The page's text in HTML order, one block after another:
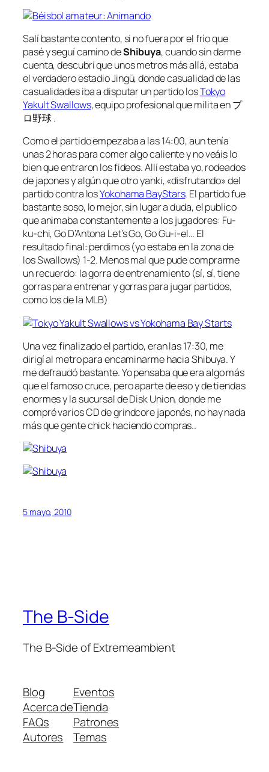
Salí bastante contento, si no fuera por el frío que
pasé y seguí camino deShibuya, cuando sin darme
cuenta, descubrí que unos metros más allá, estaba
el verdadero estadioJingü, donde casualidad de las
casualidades iba a disputar un partido losTokyo
Yakult Swallows, equipo profesional que milita en プ
ロ野球 .
Como el partido empezaba a las 14:00, aun tenía
unas 2 horas para comer algo caliente y no veáis lo
bien que entraron los fideos. Allí estaba yo, rodeados
de japones y algún que otro yanki, «disfrutando» del
partido contra losYokohama BayStars. El partido fue
bastante soso, lo mejor, sin lugar a duda, el publico
que animaba constantemente a los jugadores: Fu-
ku-chi, Go D’Antona Let’s Go, Go Gu-i-el… El
resultado final: perdimos (yo estaba en la zona de
los Swallows) 1-2. Menos mal que pude comprarme
un recuerdo: la gorra de entrenamiento (sí, sí, tiene
gorras para entrenar y gorras para jugar partidos,
como los de la MLB)
Una vez finalizado el partido, eran las 17:30, me
dirigí al metro para encaminarme hacia Shibuya. Y
me defraudó bastante. Yo pensaba que era algo más
que el famoso cruce, pero aparte de eso y de tiendas
enormes y la sucursal de Disk Union, donde me
compré varios CD de grindcore japonés, no hay nada
más que gente chick haciendo compras..
5 mayo, 2010
The B-Side
The B-Side of Extremeambient
Blog
Acerca de
FAQs
Autores
Eventos
Tienda
Patrones
Temas